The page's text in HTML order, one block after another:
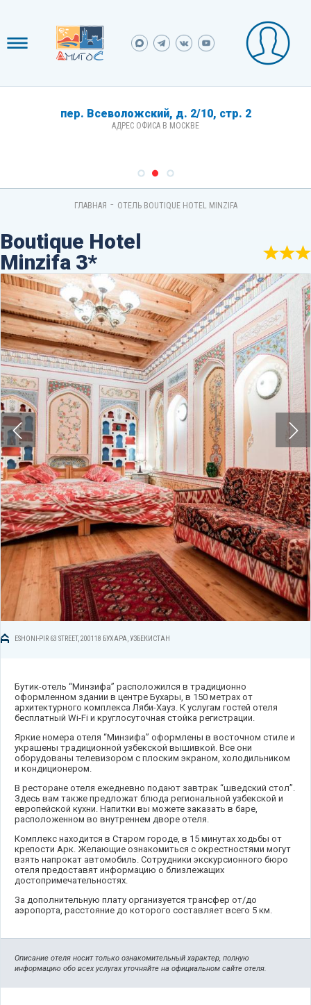
пер. Всеволожский, д. 2/10, стр. 2
АДРЕС ОФИСА В МОСКВЕ
ГЛАВНАЯ - ОТЕЛЬ BOUTIQUE HOTEL MINZIFA
Boutique Hotel
Minzifa 3*
ESHONI-PIR 63 STREET, 200118 БУХАРА, УЗБЕКИСТАН
Бутик-отель “Минзифа” расположился в традиционно
оформленном здании в центре Бухары, в 150 метрах от
архитектурного комплекса Ляби-Хауз. К услугам гостей отеля
бесплатный Wi-Fi и круглосуточная стойка регистрации.
Яркие номера отеля “Минзифа” оформлены в восточном стиле и
украшены традиционной узбекской вышивкой. Все они
оборудованы телевизором с плоским экраном, холодильником
и кондиционером.
В ресторане отеля ежедневно подают завтрак “шведский стол”.
Здесь вам также предложат блюда региональной узбекской и
европейской кухни. Напитки вы можете заказать в баре,
расположенном во внутреннем дворе отеля.
Комплекс находится в Старом городе, в 15 минутах ходьбы от
крепости Арк. Желающие ознакомиться с окрестностями могут
взять напрокат автомобиль. Сотрудники экскурсионного бюро
отеля предоставят информацию о близлежащих
достопримечательностях.
За дополнительную плату организуется трансфер от/до
аэропорта, расстояние до которого составляет всего 5 км.
Описание отеля носит только ознакомительный характер, полную
информацию обо всех услугах уточняйте на официальном сайте отеля.